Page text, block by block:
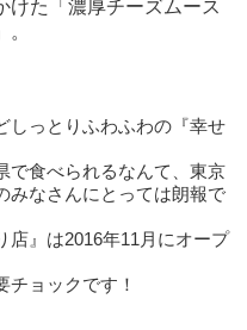
けた「濃厚チーズムース
しっとりふわふわの『幸せ
で食べられるなんて、東京
みなさんにとっては朗報で
』は2016年11月にオープ
ョックです！